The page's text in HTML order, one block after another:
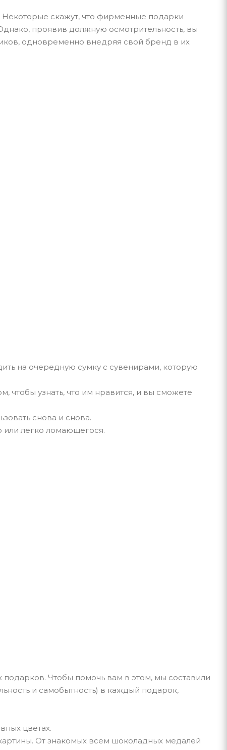
Некоторые скажут, что фирменные подарки
проявив должную осмотрительность, вы
одновременно внедряя свой бренд в их
на очередную сумку с сувенирами, которую
чтобы узнать, что им нравится, и вы сможете
снова и снова.
или легко ломающегося.
Чтобы помочь вам в этом, мы составили
и самобытность) в каждый подарок,
цветах.
От знакомых всем шоколадных медалей